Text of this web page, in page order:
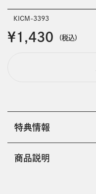
KICM-3393
￥1,430 (税込)
特典情報
商品説明